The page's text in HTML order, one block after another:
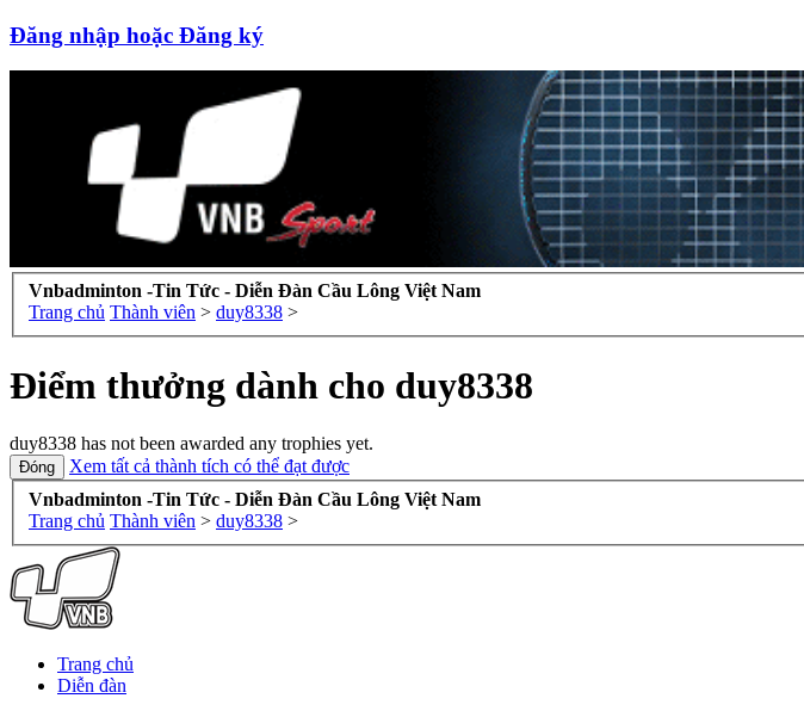
Đăng nhập hoặc Đăng ký
Vnbadminton -Tin Tức - Diễn Đàn Cầu Lông Việt Nam
Trang chủ Thành viên > duy8338 >
Điểm thưởng dành cho duy8338
duy8338 has not been awarded any trophies yet.
Xem tất cả thành tích có thể đạt được
Vnbadminton -Tin Tức - Diễn Đàn Cầu Lông Việt Nam
Trang chủ Thành viên > duy8338 >
Trang chủ
Diễn đàn